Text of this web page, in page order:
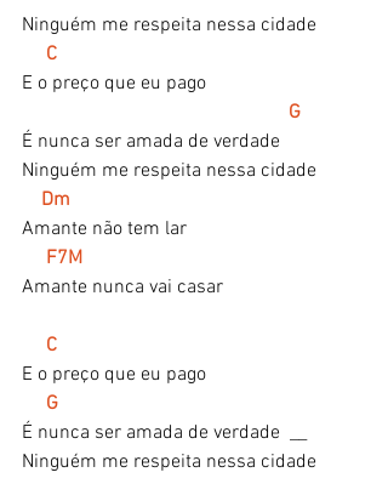
Ninguém me respeita nessa cidade
C
E o preço que eu pago
G
É nunca ser amada de verdade
Ninguém me respeita nessa cidade
Dm
Amante não tem lar
F7M
Amante nunca vai casar
    C
E o preço que eu pago
G
É nunca ser amada de verdade  __
Ninguém me respeita nessa cidade